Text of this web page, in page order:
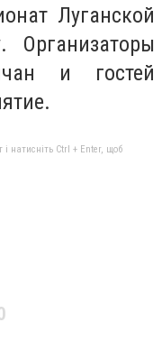
Луганской
Организаторы
и гостей
натисніть Ctrl + Enter, щоб